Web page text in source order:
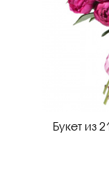
Букет из